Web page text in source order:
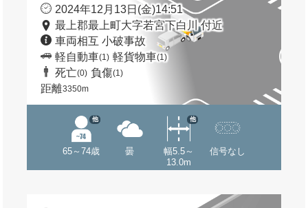
2024年12月13日(金)14:51
最上郡最上町大字若宮下白川 付近
車両相互 小破事故
軽自動車(1) 軽貨物車(1)
死亡(0) 負傷(1)
距離3350m
65～74歳
他
曇
幅5.5～
13.0m
他
信号なし